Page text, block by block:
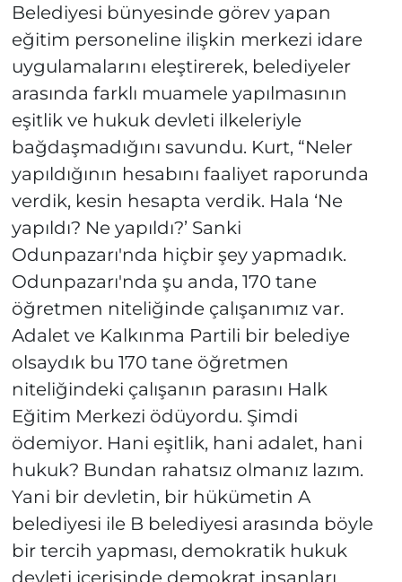
Belediyesi bünyesinde görev yapan
eğitim personeline ilişkin merkezi idare
uygulamalarını eleştirerek, belediyeler
arasında farklı muamele yapılmasının
eşitlik ve hukuk devleti ilkeleriyle
bağdaşmadığını savundu. Kurt, “Neler
yapıldığının hesabını faaliyet raporunda
verdik, kesin hesapta verdik. Hala ‘Ne
yapıldı? Ne yapıldı?’ Sanki
Odunpazarı'nda hiçbir şey yapmadık.
Odunpazarı'nda şu anda, 170 tane
öğretmen niteliğinde çalışanımız var.
Adalet ve Kalkınma Partili bir belediye
olsaydık bu 170 tane öğretmen
niteliğindeki çalışanın parasını Halk
Eğitim Merkezi ödüyordu. Şimdi
ödemiyor. Hani eşitlik, hani adalet, hani
hukuk? Bundan rahatsız olmanız lazım.
Yani bir devletin, bir hükümetin A
belediyesi ile B belediyesi arasında böyle
bir tercih yapması, demokratik hukuk
devleti içerisinde demokrat insanları